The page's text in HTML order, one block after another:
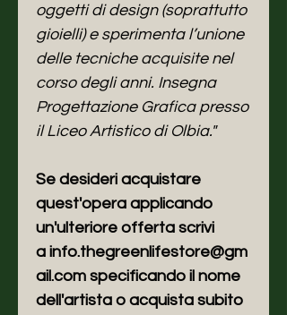
oggetti di design (soprattutto
gioielli) e sperimenta l’unione
delle tecniche acquisite nel
corso degli anni. Insegna
Progettazione Grafica presso
il Liceo Artistico di Olbia."
Se desideri acquistare
quest'opera applicando
un'ulteriore offerta scrivi
a info.thegreenlifestore@gm
ail.com specificando il nome
dell'artista o acquista subito